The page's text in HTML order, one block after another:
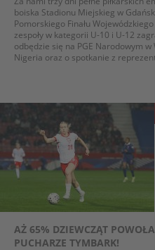
boiska Stadionu Miejskieg w
Pomorskiego Finału
zespoły w kategorii U-10 i U-12
odbędzie się na PGE Narodowym
Nigeria oraz o spotkanie z
AŻ 65% DZIEWCZĄT
PUCHARZE TYMBARK!